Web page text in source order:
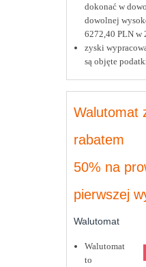
dokonać w
dowolnej
6272,40 PLN w
zyski
są objęte
Walutomat
rabatem
50% na
pierwszej
Walutomat
Walutomat
to